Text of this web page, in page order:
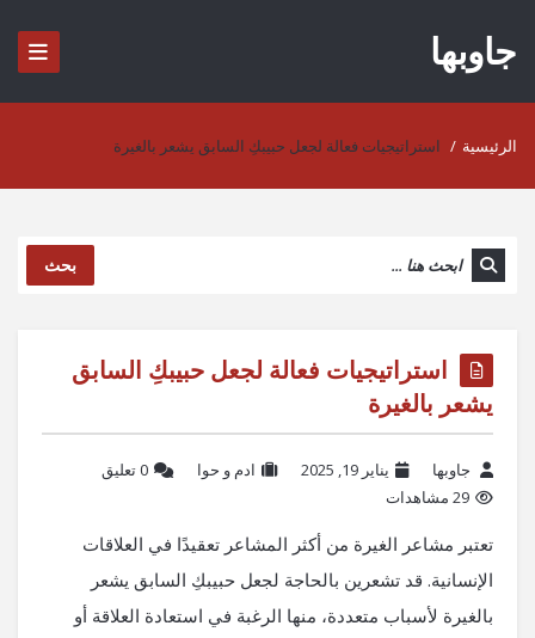
جاوبها
الرئيسية / استراتيجيات فعالة لجعل حبيبكِ السابق يشعر بالغيرة
بحث
استراتيجيات فعالة لجعل حبيبكِ السابق
يشعر بالغيرة
جاوبها يناير 19, 2025 ادم و حوا
‫0 تعليق
29 مشاهدات
تعتبر مشاعر الغيرة من أكثر المشاعر تعقيدًا في العلاقات
الإنسانية. قد تشعرين بالحاجة لجعل حبيبكِ السابق يشعر
بالغيرة لأسباب متعددة، منها الرغبة في استعادة العلاقة أو